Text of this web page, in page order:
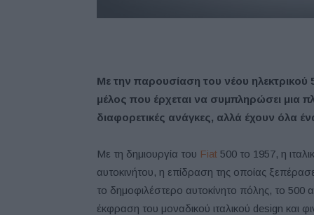
Με την παρουσίαση του νέου ηλεκτρικού
μέλος που έρχεται να συμπληρώσει μια
διαφορετικές ανάγκες, αλλά έχουν όλα
Με τη δημιουργία του Fiat 500 το 1957, η
αυτοκινήτου, η επίδραση της οποίας
το δημοφιλέστερο αυτοκίνητο πόλης, το 500
έκφραση του μοναδικού ιταλικού design και